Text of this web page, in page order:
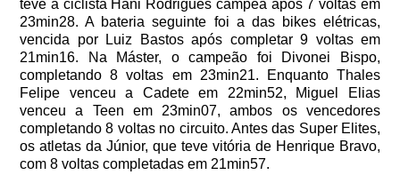
teve a ciclista Hani Rodrigues campeã após 7 voltas em
23min28. A bateria seguinte foi a das bikes elétricas,
vencida por Luiz Bastos após completar 9 voltas em
21min16. Na Máster, o campeão foi Divonei Bispo,
completando 8 voltas em 23min21. Enquanto Thales
Felipe venceu a Cadete em 22min52, Miguel Elias
venceu a Teen em 23min07, ambos os vencedores
completando 8 voltas no circuito. Antes das Super Elites,
os atletas da Júnior, que teve vitória de Henrique Bravo,
com 8 voltas completadas em 21min57.